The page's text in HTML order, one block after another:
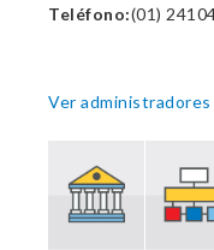
Teléfono:(01)
Ver